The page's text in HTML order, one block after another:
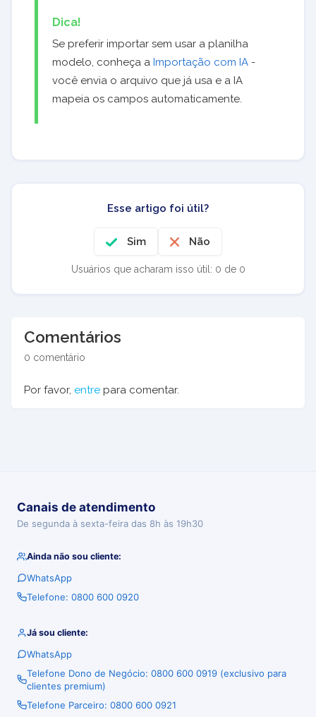
Dica!
Se preferir importar sem usar a planilha
modelo, conheça a Importação com IA -
você envia o arquivo que já usa e a IA
mapeia os campos automaticamente.
Esse artigo foi útil?
Sim Não
Usuários que acharam isso útil: 0 de 0
Comentários
0 comentário
Por favor, entre para comentar.
Canais de atendimento
De segunda à sexta-feira das 8h às 19h30
Ainda não sou cliente:
WhatsApp
Telefone: 0800 600 0920
Já sou cliente:
WhatsApp
Telefone Dono de Negócio: 0800 600 0919 (exclusivo para
clientes premium)
Telefone Parceiro: 0800 600 0921